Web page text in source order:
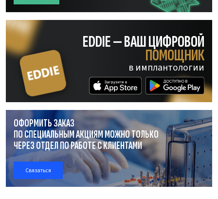
EDDIE — ВАШ ЦИФРОВОЙ
ПОМОЩНИК
в имплантологии
ОФОРМИТЬ ЗАКАЗ
ПО СПЕЦИАЛЬНЫМ АКЦИЯМ МОЖНО ТОЛЬКО
ЧЕРЕЗ ОТДЕЛПО РАБОТЕС КЛИЕНТАМИ
Связаться